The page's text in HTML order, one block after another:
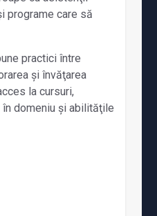
programe care să
practici între
și învăţarea
la cursuri,
domeniu și abilităţile